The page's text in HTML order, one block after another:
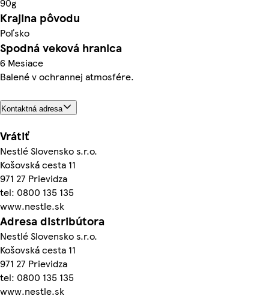
90g
Krajina pôvodu
Poľsko
Spodná veková hranica
6 Mesiace
Balené v ochrannej atmosfére.
Kontaktná adresa
Vrátiť
Nestlé Slovensko s.r.o.
Košovská cesta 11
971 27 Prievidza
tel: 0800 135 135
www.nestle.sk
Adresa distribútora
Nestlé Slovensko s.r.o.
Košovská cesta 11
971 27 Prievidza
tel: 0800 135 135
www.nestle.sk